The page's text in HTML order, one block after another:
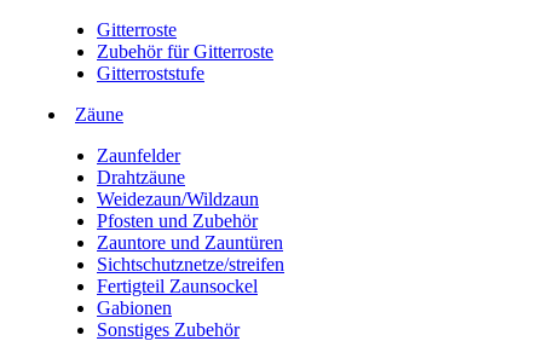
Gitterroste
Zubehör für Gitterroste
Gitterroststufe
Zäune
Zaunfelder
Drahtzäune
Weidezaun/Wildzaun
Pfosten und Zubehör
Zauntore und Zauntüren
Sichtschutznetze/streifen
Fertigteil Zaunsockel
Gabionen
Sonstiges Zubehör